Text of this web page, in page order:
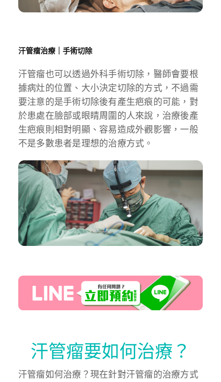
汗管瘤治療｜手術切除
汗管瘤也可以透過外科手術切除，醫師會要根
據病灶的位置、大小決定切除的方式，不過需
要注意的是手術切除後有產生疤痕的可能，對
於患處在臉部或眼睛周圍的人來說，治療後產
生疤痕則相對明顯、容易造成外觀影響，一般
不是多數患者是理想的治療方式。
汗管瘤要如何治療？
汗管瘤如何治療？現在針對汗管瘤的治療方式